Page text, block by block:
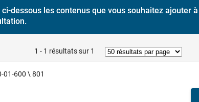
ci-dessous les contenus que vous souhaitez ajouter
1 - 1 résultats sur 1
01-600 \ 801